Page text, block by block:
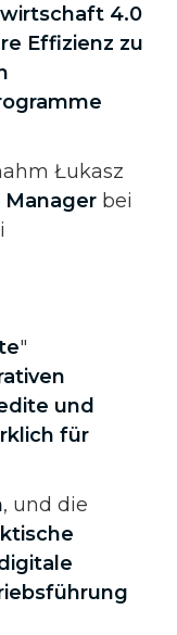
4.0
Effizienz zu
Łukasz
bei
"
und
für
, und die